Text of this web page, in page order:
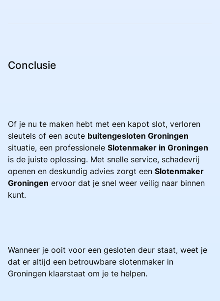
Conclusie
Of je nu te maken hebt met een kapot slot, verloren
sleutels of een acute buitengesloten Groningen
situatie, een professionele Slotenmaker in Groningen
is de juiste oplossing. Met snelle service, schadevrij
openen en deskundig advies zorgt een Slotenmaker
Groningen ervoor dat je snel weer veilig naar binnen
kunt.
Wanneer je ooit voor een gesloten deur staat, weet je
dat er altijd een betrouwbare slotenmaker in
Groningen klaarstaat om je te helpen.